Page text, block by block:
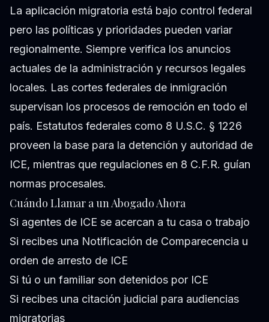
La aplicación migratoria está bajo control federal
pero las políticas y prioridades pueden variar
regionalmente. Siempre verifica los anuncios
actuales de la administración y recursos legales
locales. Las cortes federales de inmigración
supervisan los procesos de remoción en todo el
país. Estatutos federales como 8 U.S.C. § 1226
proveen la base para la detención y autoridad de
ICE, mientras que regulaciones en 8 C.F.R. guían
normas procesales.
Cuándo Llamar a un Abogado Ahora
Si agentes de ICE se acercan a tu casa o trabajo
Si recibes una Notificación de Comparecencia u
orden de arresto de ICE
Si tú o un familiar son detenidos por ICE
Si recibes una citación judicial para audiencias
migratorias